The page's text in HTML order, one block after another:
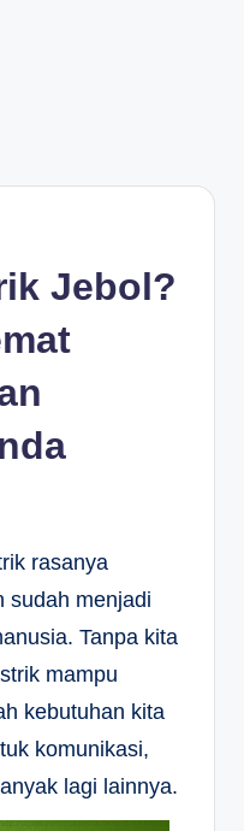
Jebol?
rasanya
sudah menjadi
Tanpa kita
mampu
kebutuhan kita
komunikasi,
lagi lainnya.